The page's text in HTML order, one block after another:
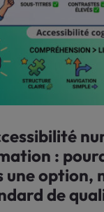
:
une option,
de